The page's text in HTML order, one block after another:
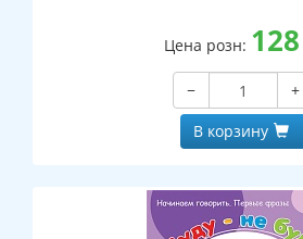
Цена розн: 128
−
+
В корзину